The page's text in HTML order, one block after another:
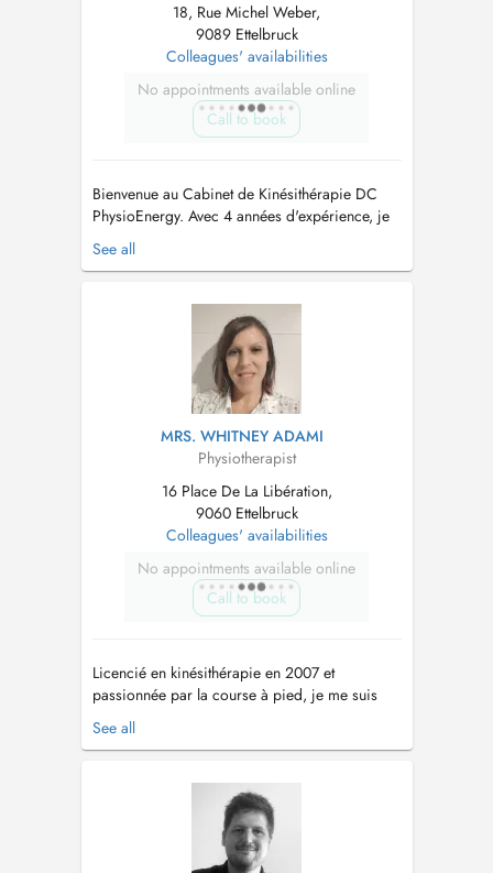
18, Rue Michel Weber,
9089 Ettelbruck
Colleagues' availabilities
No appointments available online
Call to book
Bienvenue au Cabinet de Kinésithérapie DC
PhysioEnergy. Avec 4 années d'expérience, je
suis passionné par l'idée d'unir la
kinésithérapie moderne à des thérapies
l'âme. Ma philosophie de soins est centrée sur
lindividu : chaque patient bénéfici...
See all
MRS. WHITNEY ADAMI
Physiotherapist
16 Place De La Libération,
9060 Ettelbruck
Colleagues' availabilities
No appointments available online
Call to book
Licencié en kinésithérapie en 2007 et
passionnée par la course à pied, je me suis
spécialisée en kinésithérapie du sport. Voulant
aller plus loin dans mes traitements en prenant
vers lostéopathie. Je me suis formée à
lInternational Academy of Osteopa...
See all